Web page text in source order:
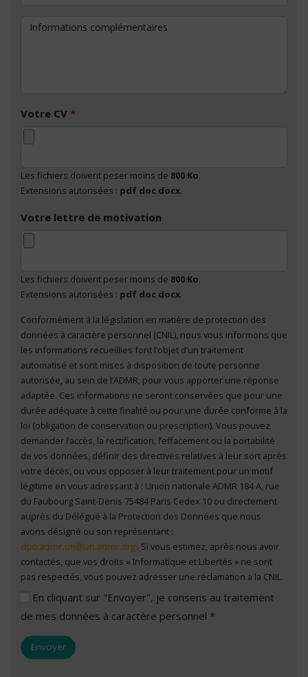
Informations complémentaires
Votre CV *
Les fichiers doivent peser moins de 800 Ko.
Extensions autorisées : pdf doc docx.
Votre lettre de motivation
Les fichiers doivent peser moins de 800 Ko.
Extensions autorisées : pdf doc docx.
En cliquant sur "Envoyer", je consens au traitement
de mes données à caractère personnel *
Conformément à la législation en matière de protection des
données à caractère personnel (CNIL), nous vous informons que
les informations recueillies font l’objet d’un traitement
automatisé et sont mises à disposition de toute personne
autorisée, au sein de l’ADMR, pour vous apporter une réponse
adaptée. Ces informations ne seront conservées que pour une
durée adéquate à cette finalité ou pour une durée conforme à la
loi (obligation de conservation ou prescription). Vous pouvez
demander l’accès, la rectification, l’effacement ou la portabilité
de vos données, définir des directives relatives à leur sort après
votre décès, ou vous opposer à leur traitement pour un motif
légitime en vous adressant à : Union nationale ADMR 184 A, rue
du Faubourg Saint-Denis 75484 Paris Cedex 10 ou directement
auprès du Délégué à la Protection des Données que nous
avons désigné ou son représentant :
. Si vous estimez, après nous avoir
contactés, que vos droits « Informatique et Libertés » ne sont
pas respectés, vous pouvez adresser une réclamation à la CNIL.
En cliquant sur "Envoyer", je consens au traitement
de mes données à caractère personnel *